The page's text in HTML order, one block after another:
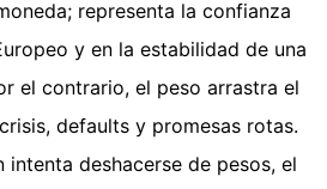
representa la confianza
y en la estabilidad de una
el contrario, el peso arrastra el
defaults y promesas rotas.
intenta deshacerse de pesos, el